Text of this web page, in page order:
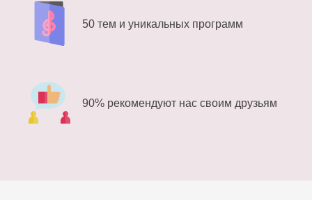
50 тем и уникальных программ
90% рекомендуют нас своим друзьям